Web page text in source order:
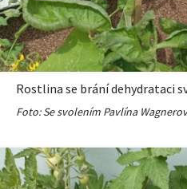
Rostlina se brání dehydrataci
Foto: Se svolením Pavlína